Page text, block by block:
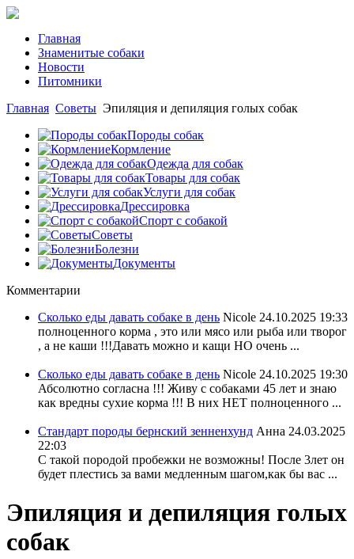
Главная
Знаменитые собаки
Новости
Питомники
Главная Советы Эпиляция и депиляция голых собак
Породы собак
Кормление
Одежда для собак
Товары для собак
Услуги для собак
Дрессировка
Спорт с собакой
Советы
Болезни
Документы
Комментарии
Сколько еды давать собаке в день Nicole 24.10.2025 19:33
полноценного корма , это или мясо или рыба или творог
, а не каши !!!Давать можно и кащи НО очень ...
Сколько еды давать собаке в день Nicole 24.10.2025 19:30
Абсолютно согласна !!! Живу с собаками 45 лет и знаю
как вредны сухие корма !!! В них НЕТ полноценного ...
Стандарт породы бернский зенненхунд Анна 24.03.2025
22:03
С такой породой пробежки не возможны! После 3лет он
будет плестись за вами медленным шагом,как бы вас ...
Эпиляция и депиляция голых
собак